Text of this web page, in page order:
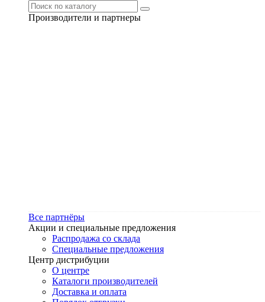
Производители и партнеры
Все партнёры
Акции и специальные предложения
Распродажа со склада
Специальные предложения
Центр дистрибуции
О центре
Каталоги производителей
Доставка и оплата